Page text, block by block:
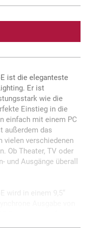
ist die eleganteste
Er ist
wie die
Einstieg in die
einfach mit einem PC
außerdem das
vielen verschiedenen
Ob Theater, TV oder
und Ausgänge überall
wird in einem 9,5“